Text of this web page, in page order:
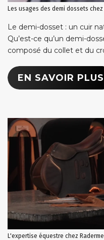
Les usages des demi dossets
Le demi-dosset : un cuir
Qu’est-ce qu’un demi-
composé du collet et du
EN SAVOIR PLUS
L'expertise équestre chez